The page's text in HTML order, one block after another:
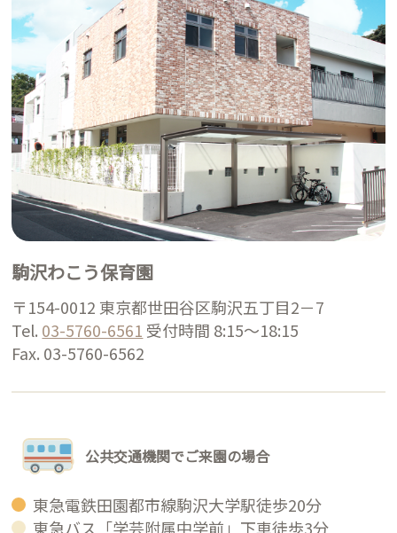
駒沢わこう保育園
〒154-0012 東京都世田谷区駒沢五丁目2－7
Tel. 03-5760-6561 受付時間 8:15～18:15
Fax. 03-5760-6562
公共交通機関でご来園の場合
東急電鉄田園都市線駒沢大学駅徒歩20分
東急バス「学芸附属中学前」下車徒歩3分